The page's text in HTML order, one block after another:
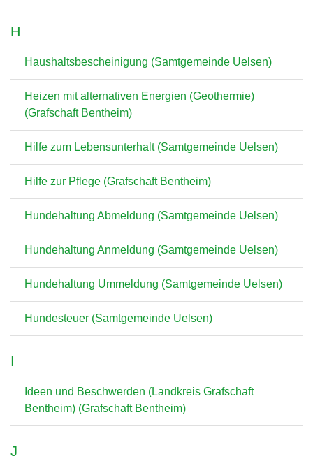
H
Haushaltsbescheinigung (Samtgemeinde Uelsen)
Heizen mit alternativen Energien (Geothermie)
(Grafschaft Bentheim)
Hilfe zum Lebensunterhalt (Samtgemeinde Uelsen)
Hilfe zur Pflege (Grafschaft Bentheim)
Hundehaltung Abmeldung (Samtgemeinde Uelsen)
Hundehaltung Anmeldung (Samtgemeinde Uelsen)
Hundehaltung Ummeldung (Samtgemeinde Uelsen)
Hundesteuer (Samtgemeinde Uelsen)
I
Ideen und Beschwerden (Landkreis Grafschaft
Bentheim) (Grafschaft Bentheim)
J